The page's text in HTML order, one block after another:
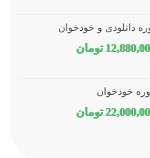
است.
دانلودی و خودخوان
تومانقیمت
خودخوان
تومانقیمت